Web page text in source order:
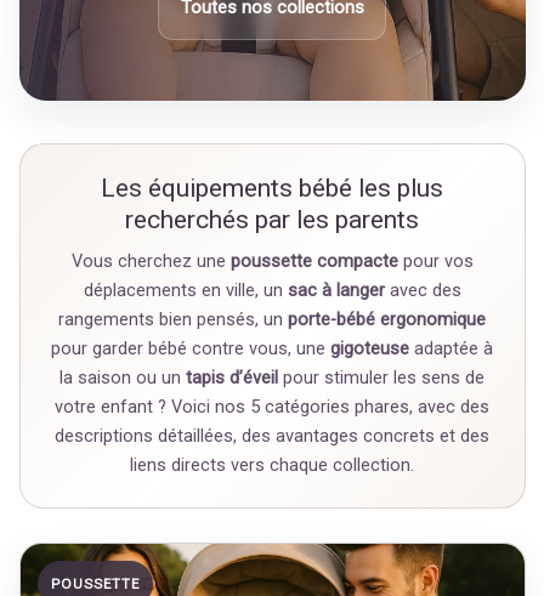
Toutes nos collections
Les équipements bébé les plus
recherchés par les parents
Vous cherchez une poussette compactepour vos
déplacements en ville, un sac à langeravec des
rangements bien pensés, un porte-bébé ergonomique
pour garder bébé contre vous, une gigoteuse adaptée à
la saison ou un tapis d’éveil pour stimuler les sens de
votre enfant ? Voici nos 5 catégories phares, avec des
descriptions détaillées, des avantages concrets et des
liens directs vers chaque collection.
POUSSETTE